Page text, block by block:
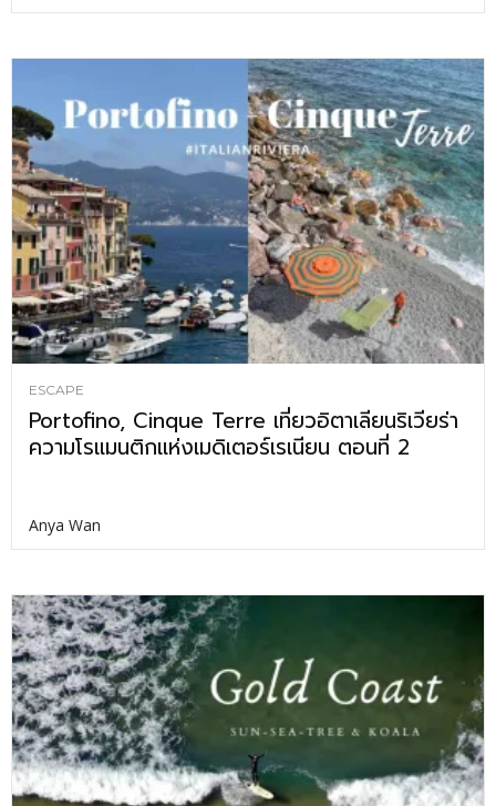
ESCAPE
Portofino, Cinque Terre เที่ยวอิตาเลียนริเวียร่า
ความโรแมนติกแห่งเมดิเตอร์เรเนียน ตอนที่ 2
Anya Wan